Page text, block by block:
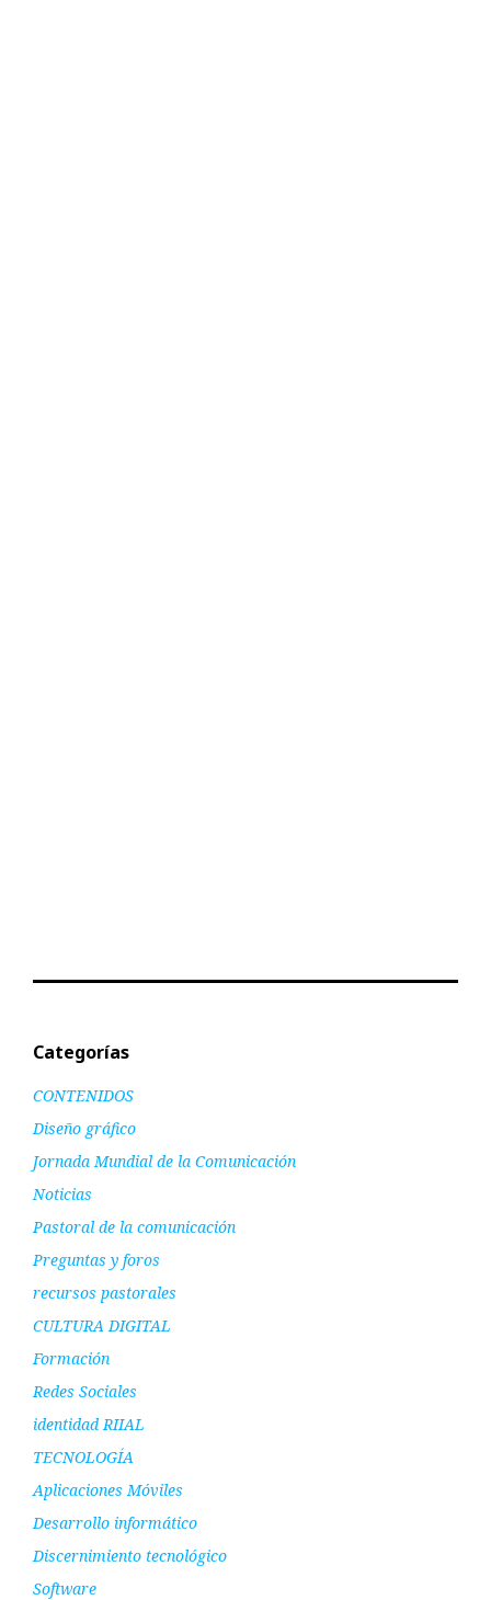
Categorías
CONTENIDOS
Diseño gráfico
Jornada Mundial de la Comunicación
Noticias
Pastoral de la comunicación
Preguntas y foros
recursos pastorales
CULTURA DIGITAL
Formación
Redes Sociales
identidad RIIAL
TECNOLOGÍA
Aplicaciones Móviles
Desarrollo informático
Discernimiento tecnológico
Software